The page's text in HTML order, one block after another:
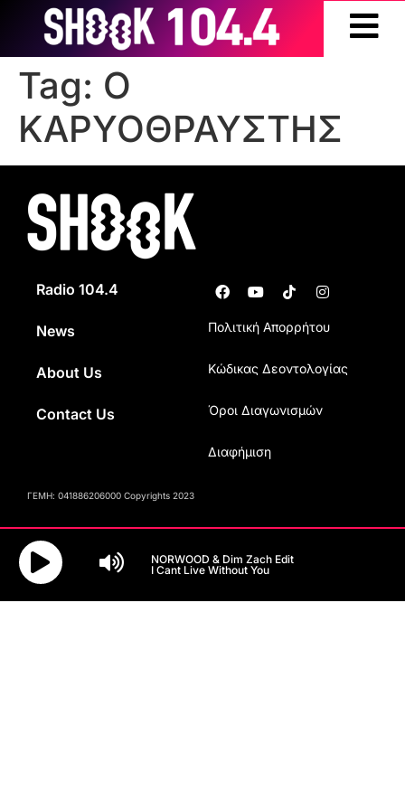
Tag: Ο
ΚΑΡΥΟΘΡΑΥΣΤΗΣ
Radio 104.4
News
About Us
Contact Us
Πολιτική Απορρήτου
Κώδικας Δεοντολογίας
Όροι Διαγωνισμών
Διαφήμιση
ΓΕΜΗ: 041886206000 Copyrights 2023
NORWOOD & Dim Zach Edit
I Cant Live Without You